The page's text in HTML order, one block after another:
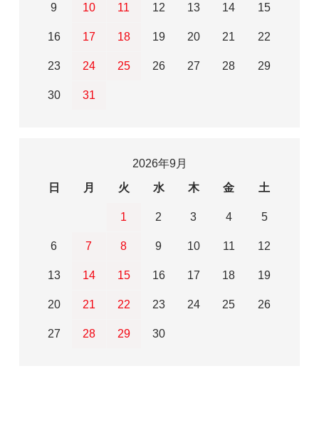
9 10 11 12 13 14 15
16 17 18 19 20 21 22
23 24 25 26 27 28 29
30 31
2026年9月
日
月 火 水 木 金 土
1 2 3 4 5
6 7 8 9 10 11 12
13 14 15 16 17 18 19
20 21 22 23 24 25 26
27 28 29 30